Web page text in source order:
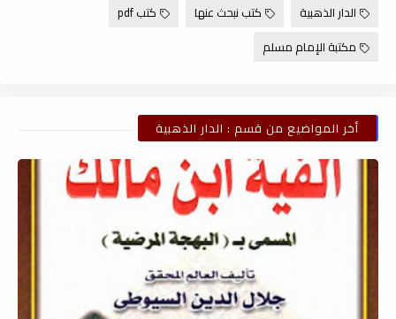
الدار الذهبية كتب نبحث عنها
كتب pdf
مكتبة الإمام مسلم
أخر المواضيع من قسم : الدار الذهبية